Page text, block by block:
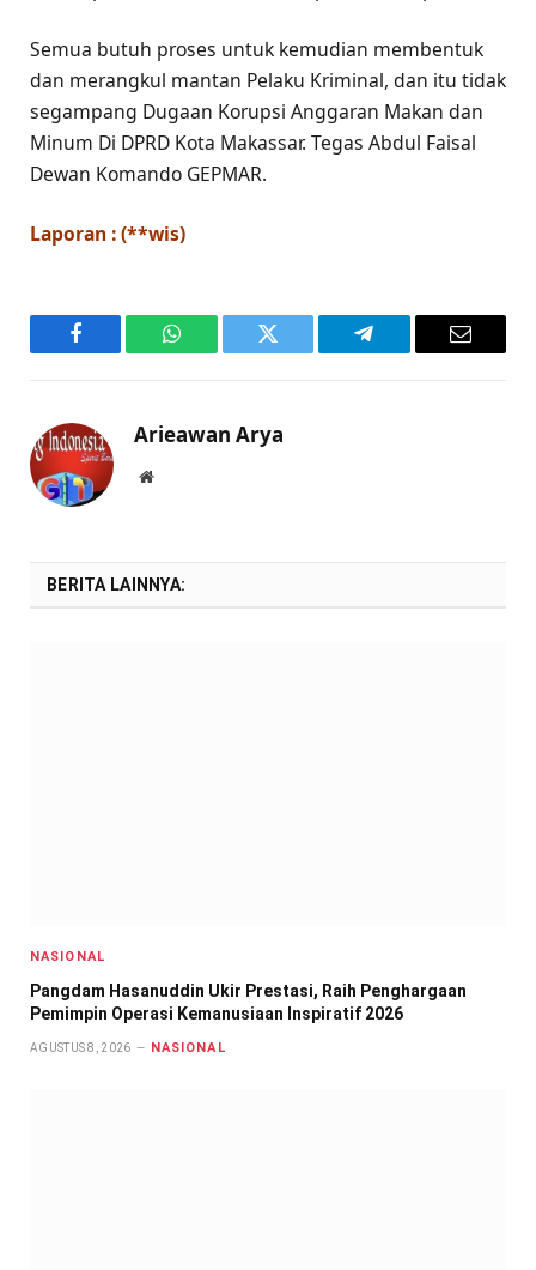
Semua butuh proses untuk kemudian membentuk
dan merangkul mantan Pelaku Kriminal, dan itu tidak
segampang Dugaan Korupsi Anggaran Makan dan
Minum Di DPRD Kota Makassar. Tegas Abdul Faisal
Dewan Komando GEPMAR.
Laporan : (**wis)
Facebook WhatsAppTwitter Telegram Email
Arieawan Arya
Website
BERITA LAINNYA:
NASIONAL
Pangdam Hasanuddin Ukir Prestasi, Raih Penghargaan
Pemimpin Operasi Kemanusiaan Inspiratif 2026
AGUSTUS 8, 2026 NASIONAL